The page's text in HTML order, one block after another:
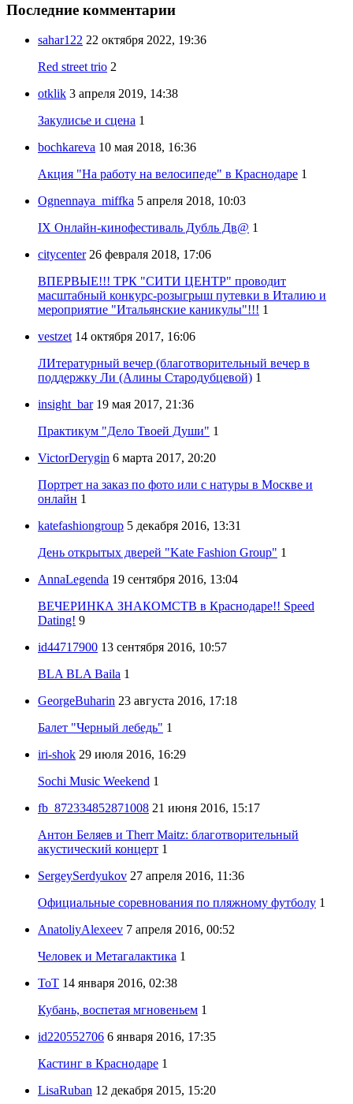
Последние комментарии
sahar122 22 октября 2022, 19:36
Red street trio 2
otklik 3 апреля 2019, 14:38
Закулисье и сцена 1
bochkareva 10 мая 2018, 16:36
Акция "На работу на велосипеде" в Краснодаре 1
Ognennaya_miffka 5 апреля 2018, 10:03
IX Онлайн-кинофестиваль Дубль Дв@ 1
citycenter 26 февраля 2018, 17:06
ВПЕРВЫЕ!!! ТРК "СИТИ ЦЕНТР" проводит
масштабный конкурс-розыгрыш путевки в Италию и
мероприятие "Итальянские каникулы"!!! 1
vestzet 14 октября 2017, 16:06
ЛИтературный вечер (благотворительный вечер в
поддержку Ли (Алины Стародубцевой) 1
insight_bar 19 мая 2017, 21:36
Практикум "Дело Твоей Души" 1
VictorDerygin 6 марта 2017, 20:20
Портрет на заказ по фото или с натуры в Москве и
онлайн 1
katefashiongroup 5 декабря 2016, 13:31
День открытых дверей "Kate Fashion Group" 1
AnnaLegenda 19 сентября 2016, 13:04
ВЕЧЕРИНКА ЗНАКОМСТВ в Краснодаре!! Speed
Dating! 9
id44717900 13 сентября 2016, 10:57
BLA BLA Baila 1
GeorgeBuharin 23 августа 2016, 17:18
Балет "Черный лебедь" 1
iri-shok 29 июля 2016, 16:29
Sochi Music Weekend 1
fb_872334852871008 21 июня 2016, 15:17
Антон Беляев и Therr Maitz: благотворительный
акустический концерт 1
SergeySerdyukov 27 апреля 2016, 11:36
Официальные соревнования по пляжному футболу 1
AnatoliyAlexeev 7 апреля 2016, 00:52
Человек и Метагалактика 1
ToT 14 января 2016, 02:38
Кубань, воспетая мгновеньем 1
id220552706 6 января 2016, 17:35
Кастинг в Краснодаре 1
LisaRuban 12 декабря 2015, 15:20